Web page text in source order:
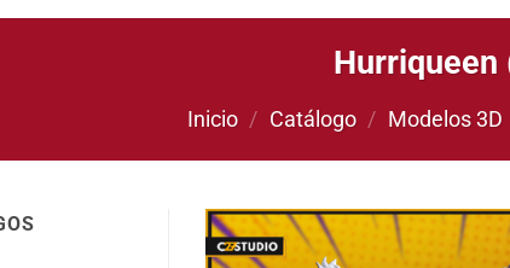
Hurriqueen
Inicio / Catálogo / Modelos 3D